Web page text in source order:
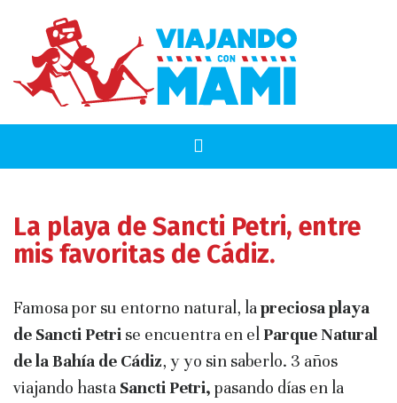
La playa de Sancti Petri, entre
mis favoritas de Cádiz.
Famosa por su entorno natural, lapreciosa playa
de Sancti Petri se encuentra en el Parque Natural
de la Bahía de Cádiz, y yo sin saberlo. 3 años
viajando hasta Sancti Petri, pasando días en la